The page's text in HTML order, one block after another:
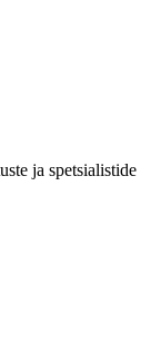
ja spetsialistide